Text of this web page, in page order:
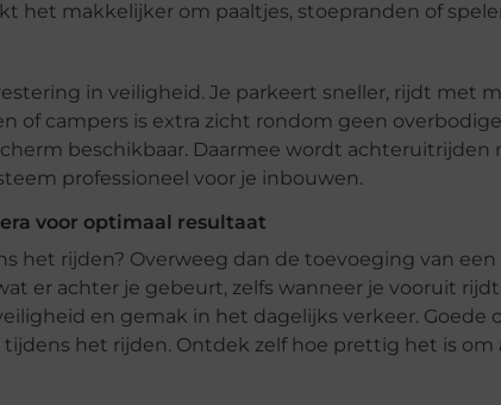
het makkelijker om paaltjes, stoepranden of
in veiligheid. Je parkeert sneller, rijdt met
of campers is extra zicht rondom geen
beschikbaar. Daarmee wordt achteruitrijden
professioneel voor je inbouwen.
voor optimaal resultaat
het rijden? Overweeg dan de toevoeging van een
er achter je gebeurt, zelfs wanneer je vooruit
en gemak in het dagelijks verkeer. Goede
het rijden. Ontdek zelf hoe prettig het is